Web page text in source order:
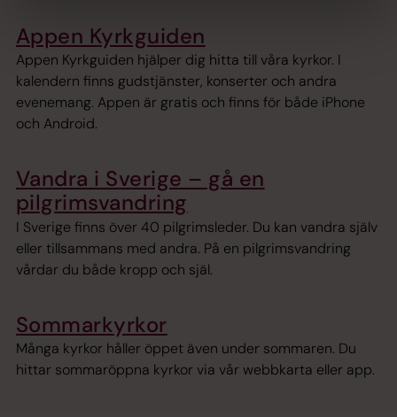
Appen Kyrkguiden
Appen Kyrkguiden hjälper dig hitta till våra kyrkor. I
kalendern finns gudstjänster, konserter och andra
evenemang. Appen är gratis och finns för både iPhone
och Android.
Vandra i Sverige – gå en
pilgrimsvandring
I Sverige finns över 40 pilgrimsleder. Du kan vandra själv
eller tillsammans med andra. På en pilgrimsvandring
vårdar du både kropp och själ.
Sommarkyrkor
Många kyrkor håller öppet även under sommaren. Du
hittar sommaröppna kyrkor via vår webbkarta eller app.